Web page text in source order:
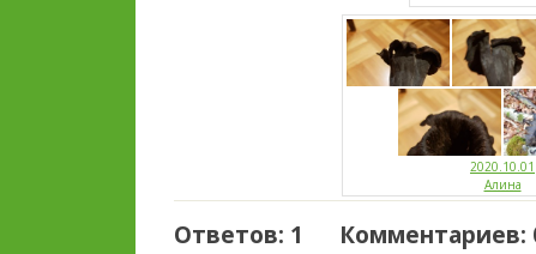
2020.10.01
Алина
Ответов: 1 Комментариев: